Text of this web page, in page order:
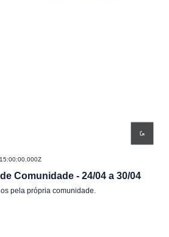
Comunidade - 24/04 a 30/04
pela própria comunidade.